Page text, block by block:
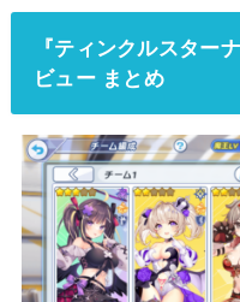
『ティンクルスター
ビュー まとめ